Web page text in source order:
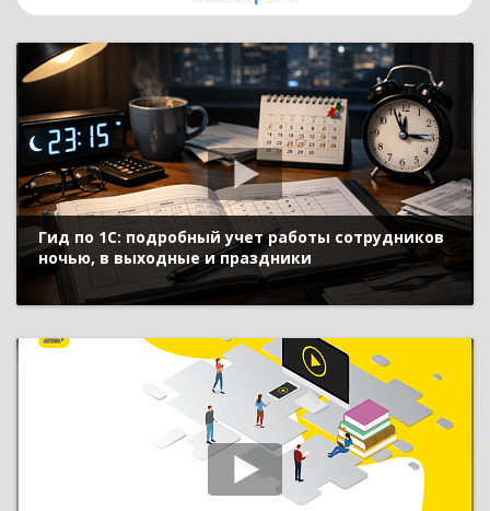
Гид по 1С: подробный учет работы сотрудников
ночью, в выходные и праздники